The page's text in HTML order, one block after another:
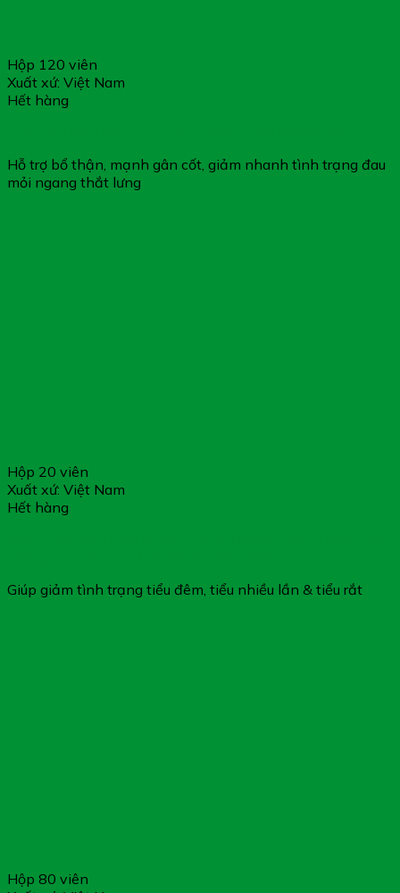
Hộp 120 viên
Xuất xứ: Việt Nam
Hết hàng
Hỗ trợ bổ thận, mạnh gân cốt, giảm nhanh tình trạng đau
mỏi ngang thắt lưng
Hộp 20 viên
Xuất xứ: Việt Nam
Hết hàng
Giúp giảm tình trạng tiểu đêm, tiểu nhiều lần & tiểu rắt
Hộp 80 viên